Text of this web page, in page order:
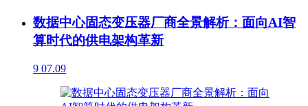
数据中心固态变压器厂商全景解析：面向AI智
算时代的供电架构革新
9 07.09